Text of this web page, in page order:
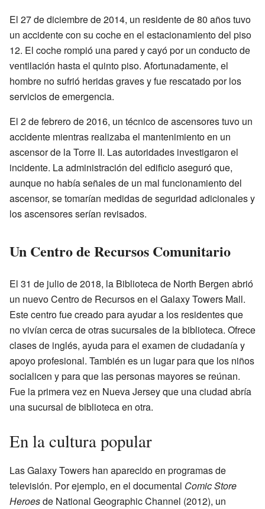
El 27 de diciembre de 2014, un residente de 80 años tuvo
un accidente con su coche en el estacionamiento del piso
12. El coche rompió una pared y cayó por un conducto de
ventilación hasta el quinto piso. Afortunadamente, el
hombre no sufrió heridas graves y fue rescatado por los
servicios de emergencia.
El 2 de febrero de 2016, un técnico de ascensores tuvo un
accidente mientras realizaba el mantenimiento en un
ascensor de la Torre II. Las autoridades investigaron el
incidente. La administración del edificio aseguró que,
aunque no había señales de un mal funcionamiento del
ascensor, se tomarían medidas de seguridad adicionales y
los ascensores serían revisados.
Un Centro de Recursos Comunitario
El 31 de julio de 2018, la Biblioteca de North Bergen abrió
un nuevo Centro de Recursos en el Galaxy Towers Mall.
Este centro fue creado para ayudar a los residentes que
no vivían cerca de otras sucursales de la biblioteca. Ofrece
clases de inglés, ayuda para el examen de ciudadanía y
apoyo profesional. También es un lugar para que los niños
socialicen y para que las personas mayores se reúnan.
Fue la primera vez en Nueva Jersey que una ciudad abría
una sucursal de biblioteca en otra.
En la cultura popular
Las Galaxy Towers han aparecido en programas de
televisión. Por ejemplo, en el documental Comic Store
Heroesde National Geographic Channel (2012), un